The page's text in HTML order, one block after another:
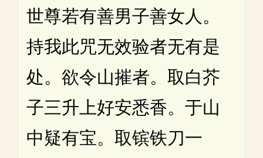
世尊若有善男子善女人。
持我此咒无效验者无有是
处。欲令山摧者。取白芥
子三升上好安悉香。于山
中疑有宝。取镔铁刀一